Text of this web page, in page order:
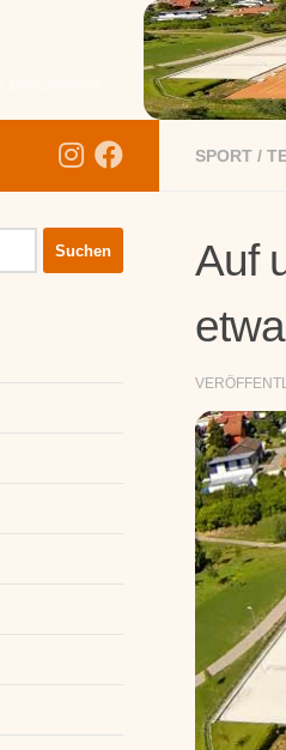
SPORT /
Auf